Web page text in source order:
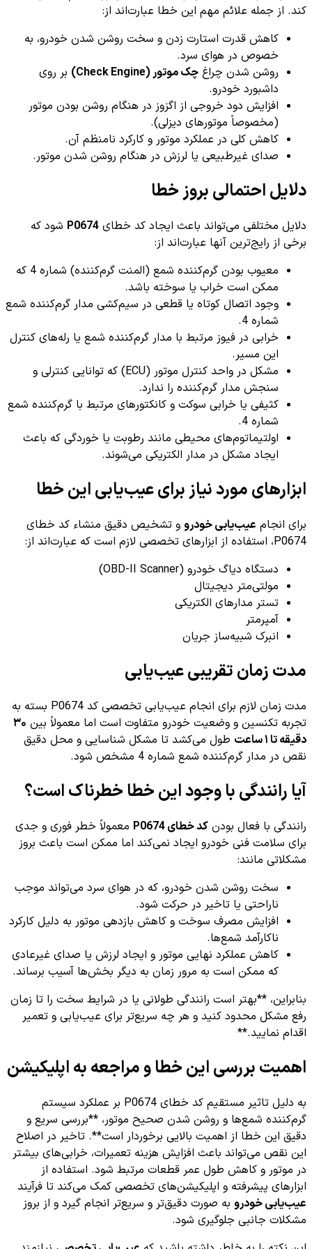
کند. از جمله علائم مهم این خطا عبارت‌اند از:
کاهش قدرت استارت زدن و سخت روشن شدن خودرو، به
خصوص در هوای سرد.
روشن شدن چراغ چک موتور (Check Engine)
بر روی
داشبورد خودرو.
افزایش دود خروجی از اگزوز در هنگام روشن بودن موتور
(مخصوصاً موتورهای دیزلی).
کاهش کلی در عملکرد موتور و کارکرد نامنظم آن.
صدای غیرطبیعی یا لرزش در هنگام روشن شدن موتور.
دلایل احتمالی بروز خطا
دلایل مختلفی می‌تواند باعث ایجاد کد خطای P0674 شود که
برخی از رایج‌ترین آنها عبارت‌اند از:
معیوب بودن گرم‌کننده شمع (المنت گرم‌کننده) شماره 4 که
ممکن است خراب یا سوخته باشد.
وجود اتصال کوتاه یا قطعی در سیم‌کشی مدار گرم‌کننده شمع
شماره 4.
خرابی در فیوز مرتبط با مدار گرم‌کننده شمع یا رله‌های کنترل
این مسیر.
مشکل در واحد کنترل موتور (ECU) که توانایی کنترلی و
سنجش مدار گرم‌کننده را ندارد.
کثیفی یا خرابی سوکت و کانکتورهای مرتبط با گرم‌کننده شمع
شماره 4.
اولتیماتوم‌های محیطی مانند رطوبت یا خوردگی که باعث
ایجاد مشکل در مدار الکتریکی می‌شوند.
ابزارهای مورد نیاز برای عیب‌یابی این خطا
برای انجام عیب‌یابی خودرو و تشخیص دقیق منشاء کد خطای
P0674، استفاده از ابزارهای تخصصی لازم است که عبارت‌اند از:
دستگاه دیاگ خودرو (OBD-II Scanner)
مولتی‌متر دیجیتال
تستر مدارهای الکتریکی
آمپرمتر
انبرک شبیه‌ساز جریان
مدت زمان تقریبی عیب‌یابی
مدت زمان لازم برای انجام عیب‌یابی تخصصی کد P0674 بسته به
تجربه تکنسین و وضعیت خودرو متفاوت است اما معمولاً بین ۳۰
دقیقه تا ۱ ساعت
طول می‌کشد تا مشکل شناسایی و محل دقیق
نقص در مدار گرم‌کننده شمع شماره 4 مشخص شود.
آیا رانندگی با وجود این خطا خطرناک است؟
رانندگی با فعال بودن کد خطای P0674
معمولاً خطر فوری و جدی
برای سلامت فنی خودرو ایجاد نمی‌کند اما ممکن است باعث بروز
مشکلاتی مانند:
سخت روشن شدن خودرو، که در هوای سرد می‌تواند موجب
ناراحتی یا تاخیر در حرکت شود.
افزایش مصرف سوخت و کاهش بازدهی موتور به دلیل کارکرد
ناکارآمد شمع‌ها.
کاهش عملکرد نهایی موتور و ایجاد لرزش یا صدای غیرعادی
که ممکن است به مرور زمان به دیگر بخش‌ها آسیب برساند.
بنابراین، **بهتر است رانندگی طولانی یا در شرایط سخت را تا زمان
رفع مشکل محدود کنید و هر چه سریع‌تر برای عیب‌یابی و تعمیر
اقدام نمایید.**
اهمیت بررسی این خطا و مراجعه به اپلیکیشن
به دلیل تاثیر مستقیم کد خطای P0674 بر عملکرد سیستم
گرم‌کننده شمع‌ها و روشن شدن صحیح موتور، **بررسی سریع و
دقیق این خطا از اهمیت بالایی برخوردار است**. تاخیر در اصلاح
این نقص می‌تواند باعث افزایش هزینه تعمیرات، خرابی‌های بیشتر
در موتور و کاهش طول عمر قطعات مرتبط شود. استفاده از
ابزارهای پیشرفته و اپلیکیشن‌های تخصصی کمک می‌کند تا فرآیند
عیب‌یابی خودرو به صورت دقیق‌تر و سریع‌تر انجام گیرد و از بروز
مشکلات جانبی جلوگیری شود.